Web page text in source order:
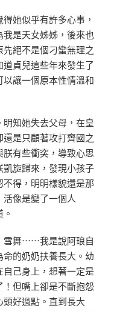
她似乎有許多心事，
是天女姊姊，後來也
絕不是個刁蠻無理之
貞兒這些年來發生了
讓一個原本性情溫和
明知她失去父母，在皇
是只顧著攻打齊國之
有些衝突，導致心思
凱旋歸來，發現小孩子
得，明明樣貌還是那
像是變了一個人
雪舞⋯⋯我是說阿琅自
的奶奶扶養長大。幼
己身上，想著一定是
！但嘴上卻是不斷抱怨
頭好過點。直到長大